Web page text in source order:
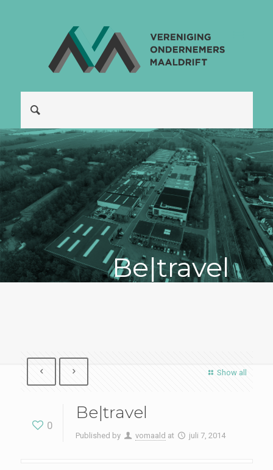
Be|travel
Show all
0
Be|travel
Published by vomaald at juli 7, 2014